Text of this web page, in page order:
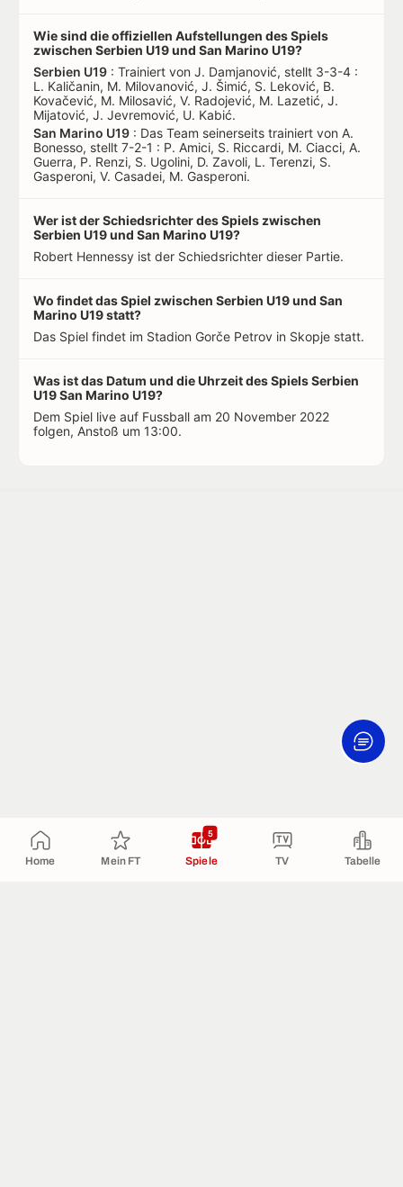
Home Mein FT Spiele
5
TV Tabelle
Wie sind die offiziellen Aufstellungen des Spiels
zwischen Serbien U19 und San Marino U19?
Serbien U19 : Trainiert von J. Damjanović, stellt 3-3-4 :
L. Kaličanin, M. Milovanović, J. Šimić, S. Leković, B.
Kovačević, M. Milosavić, V. Radojević, M. Lazetić, J.
Mijatović, J. Jevremović, U. Kabić.
San Marino U19 : Das Team seinerseits trainiert von A.
Bonesso, stellt 7-2-1 : P. Amici, S. Riccardi, M. Ciacci, A.
Guerra, P. Renzi, S. Ugolini, D. Zavoli, L. Terenzi, S.
Gasperoni, V. Casadei, M. Gasperoni.
Wer ist der Schiedsrichter des Spiels zwischen
Serbien U19 und San Marino U19?
Robert Hennessy ist der Schiedsrichter dieser Partie.
Wo findet das Spiel zwischen Serbien U19 und San
Marino U19 statt?
Das Spiel findet im Stadion Gorče Petrov in Skopje statt.
Was ist das Datum und die Uhrzeit des Spiels Serbien
U19 San Marino U19?
Dem Spiel live auf Fussball am 20 November 2022
folgen, Anstoß um 13:00.